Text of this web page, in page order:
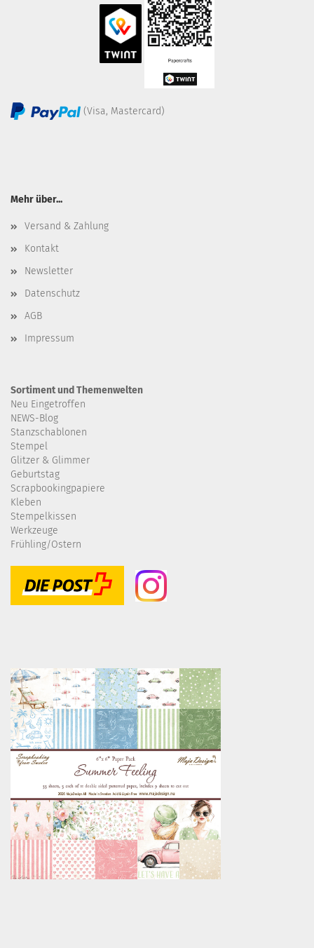
(Visa, Mastercard)
Mehr über...
Versand & Zahlung
Kontakt
Newsletter
Datenschutz
AGB
Impressum
Sortiment und Themenwelten
Neu Eingetroffen
NEWS-Blog
Stanzschablonen
Stempel
Glitzer & Glimmer
Geburtstag
Scrapbookingpapiere
Kleben
Stempelkissen
Werkzeuge
Frühling/Ostern